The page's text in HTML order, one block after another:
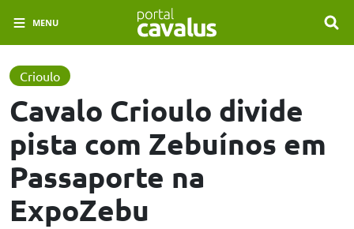
MENU
Crioulo
Cavalo Crioulo divide
pista com Zebuínos em
Passaporte na
ExpoZebu